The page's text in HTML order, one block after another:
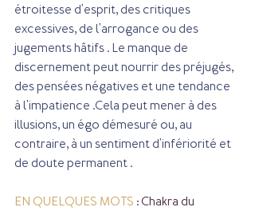
étroitesse d'esprit, des critiques
excessives, de l'arrogance ou des
jugements hâtifs . Le manque de
discernement peut nourrir des préjugés,
des pensées négatives et une tendance
à l'impatience .Cela peut mener à des
illusions, un égo démesuré ou, au
contraire, à un sentiment d'infériorité et
de doute permanent .
EN QUELQUES MOTS : Chakra du